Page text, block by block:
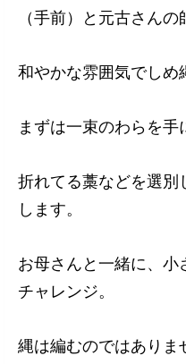
（手前）と元古さんの
和やかな雰囲気でしめ
まずは一束のわらを手
折れてる藁などを選別
します。
お母さんと一緒に、小
チャレンジ。
縄は編むのではありま